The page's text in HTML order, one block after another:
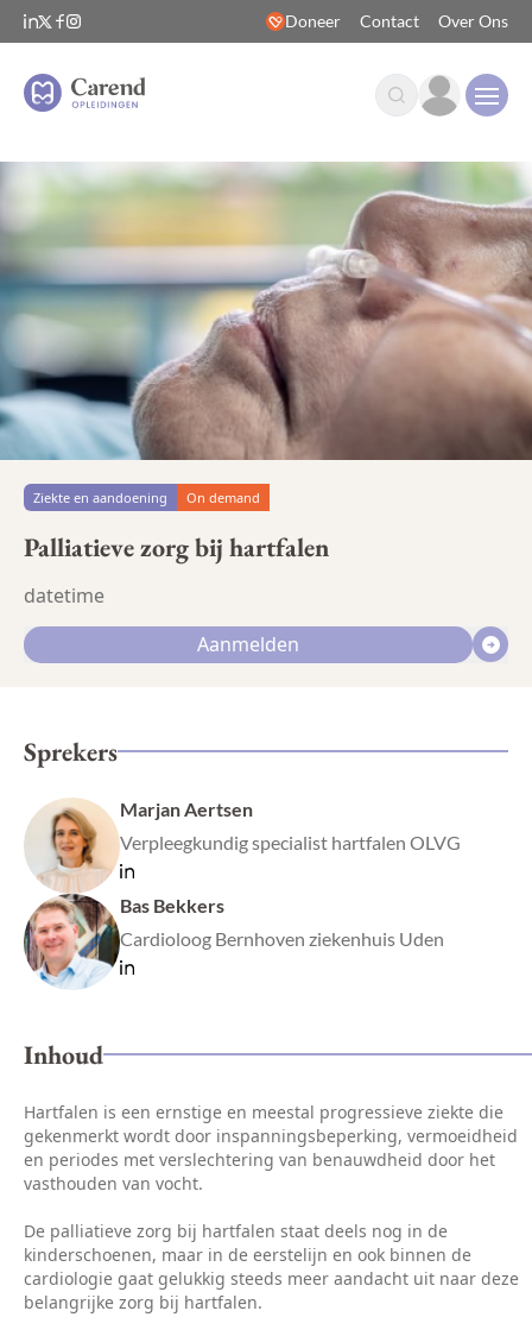
Doneer Contact Over Ons
Ziekte en aandoening On demand
Palliatieve zorg bij hartfalen
datetime
Aanmelden
Sprekers
Marjan Aertsen
Verpleegkundig specialist hartfalen OLVG
Bas Bekkers
Cardioloog Bernhoven ziekenhuis Uden
Inhoud
Hartfalen is een ernstige en meestal progressieve ziekte die
gekenmerkt wordt door inspanningsbeperking, vermoeidheid
en periodes met verslechtering van benauwdheid door het
vasthouden van vocht.
De palliatieve zorg bij hartfalen staat deels nog in de
kinderschoenen, maar in de eerstelijn en ook binnen de
cardiologie gaat gelukkig steeds meer aandacht uit naar deze
belangrijke zorg bij hartfalen.